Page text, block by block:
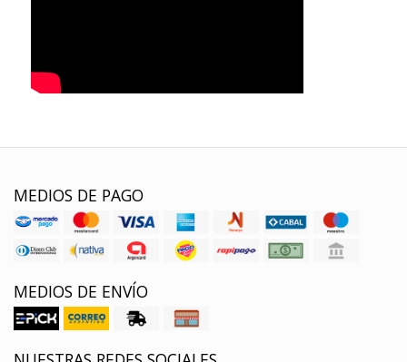
MEDIOS DE PAGO
MEDIOS DE ENVÍO